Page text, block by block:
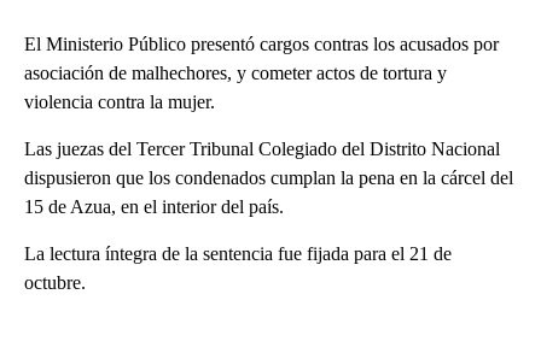
El Ministerio Público presentó cargos contras los acusados por
asociación de malhechores, y cometer actos de tortura y
violencia contra la mujer.
Las juezas del Tercer Tribunal Colegiado del Distrito Nacional
dispusieron que los condenados cumplan la pena en la cárcel del
15 de Azua, en el interior del país.
La lectura íntegra de la sentencia fue fijada para el 21 de
octubre.